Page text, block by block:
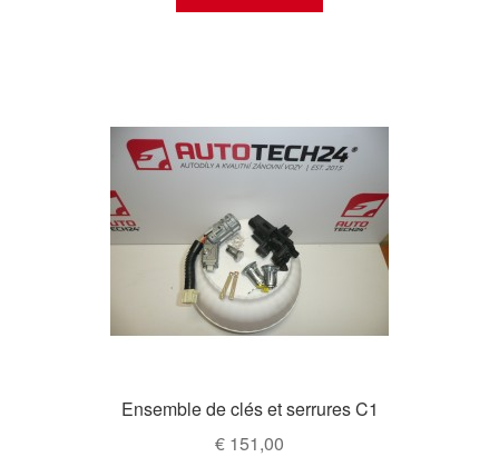
Ensemble de clés et serrures C1
€ 151,00